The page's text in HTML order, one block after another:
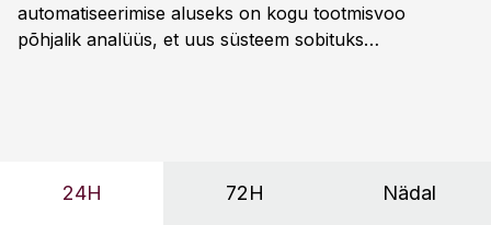
automatiseerimise aluseks on kogu tootmisvoo
põhjalik analüüs, et uus süsteem sobituks
OÜ tegevjuht Sander Mitendorf.
24H 72H Nädal